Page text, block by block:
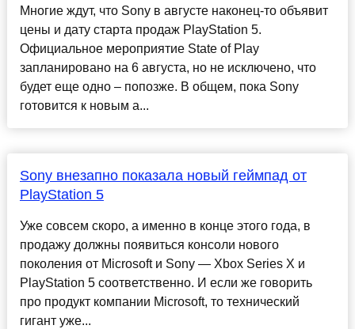
Многие ждут, что Sony в августе наконец-то объявит
цены и дату старта продаж PlayStation 5.
Официальное мероприятие State of Play
запланировано на 6 августа, но не исключено, что
будет еще одно – попозже. В общем, пока Sony
готовится к новым а...
Sony внезапно показала новый геймпад от
PlayStation 5
Уже совсем скоро, а именно в конце этого года, в
продажу должны появиться консоли нового
поколения от Microsoft и Sony — Xbox Series X и
PlayStation 5 соответственно. И если же говорить
про продукт компании Microsoft, то технический
гигант уже...